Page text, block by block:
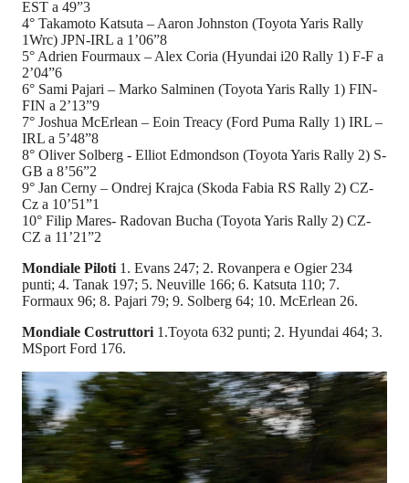
EST a 49”3
4° Takamoto Katsuta – Aaron Johnston (Toyota Yaris Rally
1Wrc) JPN-IRL a 1’06”8
5° Adrien Fourmaux – Alex Coria (Hyundai i20 Rally 1) F-F a
2’04”6
6° Sami Pajari – Marko Salminen (Toyota Yaris Rally 1) FIN-
FIN a 2’13”9
7° Joshua McErlean – Eoin Treacy (Ford Puma Rally 1) IRL –
IRL a 5’48”8
8° Oliver Solberg - Elliot Edmondson (Toyota Yaris Rally 2) S-
GB a 8’56”2
9° Jan Cerny – Ondrej Krajca (Skoda Fabia RS Rally 2) CZ-
Cz a 10’51”1
10° Filip Mares- Radovan Bucha (Toyota Yaris Rally 2) CZ-
CZ a 11’21”2
Mondiale Piloti 1. Evans 247; 2. Rovanpera e Ogier 234
punti; 4. Tanak 197; 5. Neuville 166; 6. Katsuta 110; 7.
Formaux 96; 8. Pajari 79; 9. Solberg 64; 10. McErlean 26.
Mondiale Costruttori 1.Toyota 632 punti; 2. Hyundai 464; 3.
MSport Ford 176.